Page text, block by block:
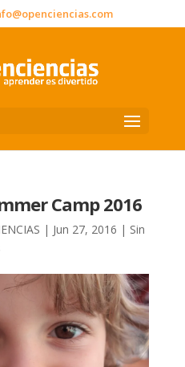
Camp 2016
| Jun 27, 2016 | Sin